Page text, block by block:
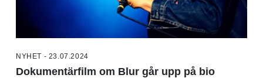
NYHET - 23.07.2024
Dokumentärfilm om Blur går upp på bio